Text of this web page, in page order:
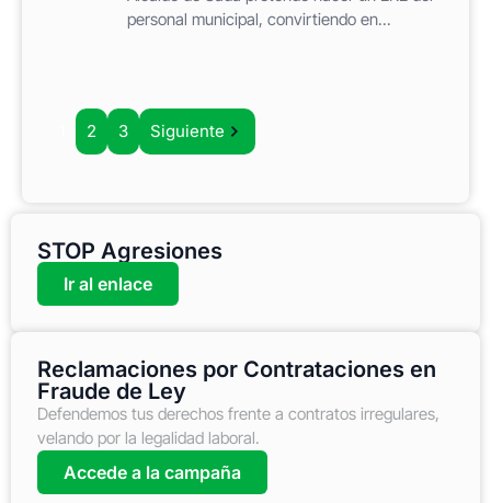
personal municipal, convirtiendo en...
2 3 Siguiente
STOP Agresiones
Ir al enlace
Reclamaciones por Contrataciones en
Fraude de Ley
Defendemos tus derechos frente a contratos irregulares,
velando por la legalidad laboral.
Accede a la campaña